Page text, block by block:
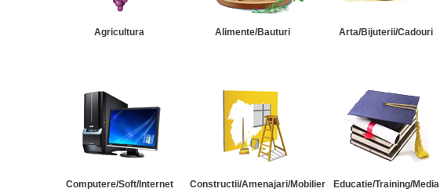
Agricultura Alimente/Bauturi Arta/Bijuterii/Cadouri
Computere/Soft/Internet Constructii/Amenajari/Mobilier Educatie/Training/Media